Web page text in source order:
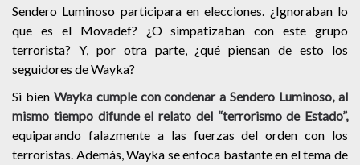
Sendero Luminoso participara en elecciones. ¿Ignoraban lo
que es el Movadef? ¿O simpatizaban con este grupo
terrorista? Y, por otra parte, ¿qué piensan de esto los
seguidores de Wayka?
Si bien Wayka cumple con condenar a Sendero Luminoso, al
mismo tiempo difunde el relato del “terrorismo de Estado”,
equiparando falazmente a las fuerzas del orden con los
terroristas. Además, Wayka se enfoca bastante en el tema de